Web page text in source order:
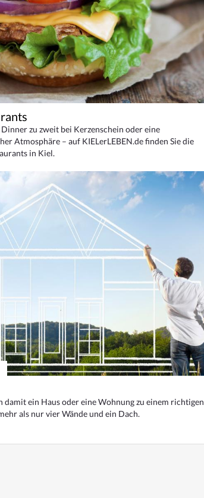
zu zweit bei Kerzenschein oder eine
Atmosphäre – auf KIELerLEBEN.de finden Sie die
in Kiel.
damit ein Haus oder eine Wohnung zu einem richtigen
als nur vier Wände und ein Dach.